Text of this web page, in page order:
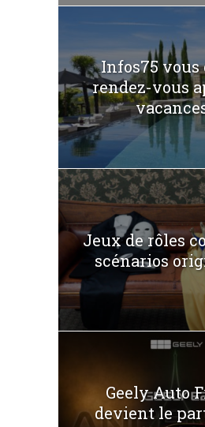
Infos75 vous
rendez-vous
Jeux de rôles
scénarios
Geely Auto
devient le